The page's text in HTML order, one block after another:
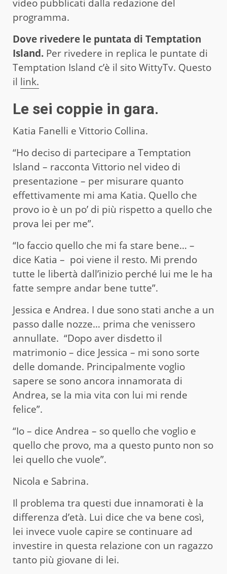
video pubblicati dalla redazione del
programma.
Dove rivedere le puntata di Temptation
Island. Per rivedere in replica le puntate di
Temptation Island c’è il sito WittyTv. Questo
il link.
Le sei coppie in gara.
Katia Fanelli e Vittorio Collina.
“Ho deciso di partecipare a Temptation
Island – racconta Vittorio nel video di
presentazione – per misurare quanto
effettivamente mi ama Katia. Quello che
provo io è un po’ di più rispetto a quello che
prova lei per me”.
“Io faccio quello che mi fa stare bene… –
dice Katia – poi viene il resto. Mi prendo
tutte le libertà dall’inizio perché lui me le ha
fatte sempre andar bene tutte”.
Jessica e Andrea. I due sono stati anche a un
passo dalle nozze… prima che venissero
annullate. “Dopo aver disdetto il
matrimonio – dice Jessica – mi sono sorte
delle domande. Principalmente voglio
sapere se sono ancora innamorata di
Andrea, se la mia vita con lui mi rende
felice”.
“Io – dice Andrea – so quello che voglio e
quello che provo, ma a questo punto non so
lei quello che vuole”.
Nicola e Sabrina.
Il problema tra questi due innamorati è la
differenza d’età. Lui dice che va bene così,
lei invece vuole capire se continuare ad
investire in questa relazione con un ragazzo
tanto più giovane di lei.